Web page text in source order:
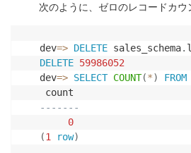
次のように、ゼロのレコードカウ
dev=> DELETE sales_schema.
DELETE 59986052
dev=> SELECT COUNT(*) FROM
-------
0
(1 row)